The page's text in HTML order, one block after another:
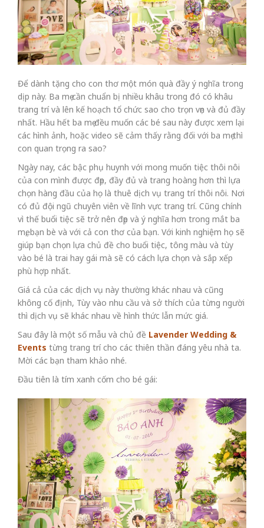
Để dành tặng cho con thơ một món quà đầy ý nghĩa trong
dịp này. Ba mẹ cần chuẩn bị nhiều khâu trong đó có khâu
trang trí và lên kế hoạch tổ chức sao cho trọn vẹn và đủ đầy
nhất. Hầu hết ba mẹ đều muốn các bé sau này được xem lại
các hình ảnh, hoặc video sẽ cảm thấy rằng đối với ba mẹ thì
con quan trọng ra sao?
Ngày nay, các bậc phụ huynh với mong muốn tiệc thôi nôi
của con mình được đẹp, đầy đủ và trang hoàng hơn thì lựa
chọn hàng đầu của họ là thuê dịch vụ trang trí thôi nôi. Nơi
có đủ đội ngũ chuyên viên về lĩnh vực trang trí. Cũng chính
vì thế buổi tiệc sẽ trở nên đẹp và ý nghĩa hơn trong mắt ba
mẹ, bạn bè và với cả con thơ của bạn. Với kinh nghiệm họ sẽ
giúp bạn chọn lựa chủ đề cho buổi tiệc, tông màu và tùy
vào bé là trai hay gái mà sẽ có cách lựa chọn và sắp xếp
phù hợp nhất.
Giá cả của các dịch vụ này thường khác nhau và cũng
không cố định, Tùy vào nhu cầu và sở thích của từng người
thì dịch vụ sẽ khác nhau về hình thức lẫn mức giá.
Sau đây là một số mẫu và chủ đề Lavender Wedding &
Events từng trang trí cho các thiên thần đáng yêu nhà ta.
Mời các bạn tham khảo nhé.
Đầu tiên là tím xanh cốm cho bé gái: